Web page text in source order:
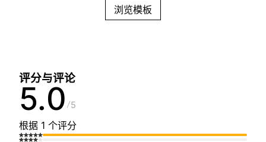
浏览模板
评分与评论
5.0 5
根据 1 个评分